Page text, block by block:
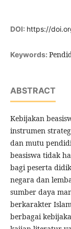
DOI: https://
Keywords:
ABSTRACT
Kebijakan
instrumen
dan mutu
beasiswa tidak
bagi peserta
negara dan
sumber daya
berkarakter
berbagai